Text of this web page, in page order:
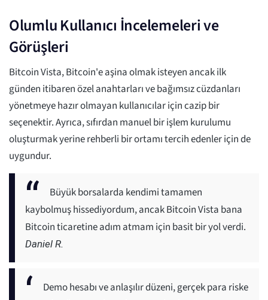
Olumlu Kullanıcı İncelemeleri ve
Görüşleri
Bitcoin Vista, Bitcoin'e aşina olmak isteyen ancak ilk
günden itibaren özel anahtarları ve bağımsız cüzdanları
yönetmeye hazır olmayan kullanıcılar için cazip bir
seçenektir. Ayrıca, sıfırdan manuel bir işlem kurulumu
oluşturmak yerine rehberli bir ortamı tercih edenler için de
uygundur.
Büyük borsalarda kendimi tamamen
kaybolmuş hissediyordum, ancak Bitcoin Vista bana
Bitcoin ticaretine adım atmam için basit bir yol verdi.
Daniel R.
Demo hesabı ve anlaşılır düzeni, gerçek para riske